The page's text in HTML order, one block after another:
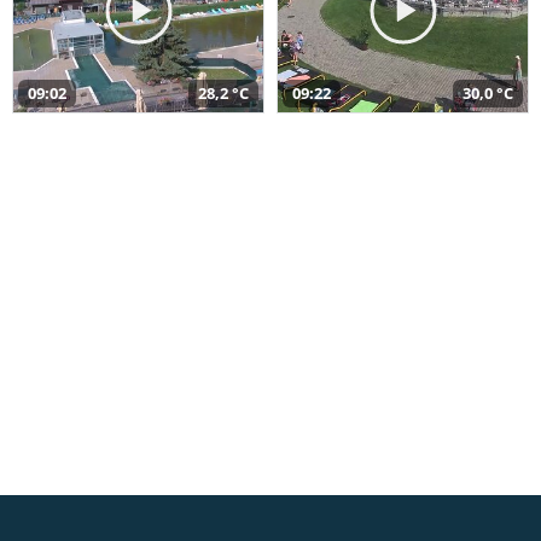
09:02 28,2 °C 09:22 30,0 °C